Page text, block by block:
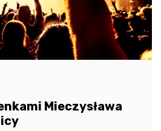
Mieczysława